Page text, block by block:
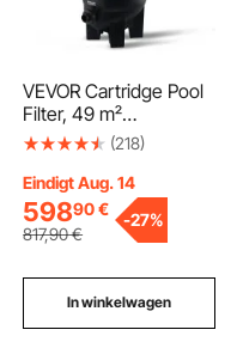
VEVOR Cartridge Pool
Filter, 49 m²
filteroppervlak, In-
Bovengronds
Zwembadfiltratiesyste
em met verbeterd filter
en lekvrij, voor hot
tubs, spa's en
opblaasbare
(218)
Eindigt Aug. 14
59890€
817,90€
-27%
In winkelwagen